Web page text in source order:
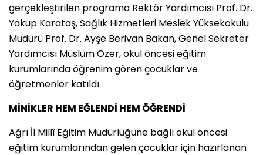
gerçekleştirilen programa Rektör Yardımcısı Prof. Dr.
Yakup Karataş, Sağlık Hizmetleri Meslek Yüksekokulu
Müdürü Prof. Dr. Ayşe Berivan Bakan, Genel Sekreter
Yardımcısı Müslüm Özer, okul öncesi eğitim
kurumlarında öğrenim gören çocuklar ve
öğretmenler katıldı.
MİNİKLER HEM EĞLENDİ HEM ÖĞRENDİ
Ağrı İl Millî Eğitim Müdürlüğüne bağlı okul öncesi
eğitim kurumlarından gelen çocuklar için hazırlanan